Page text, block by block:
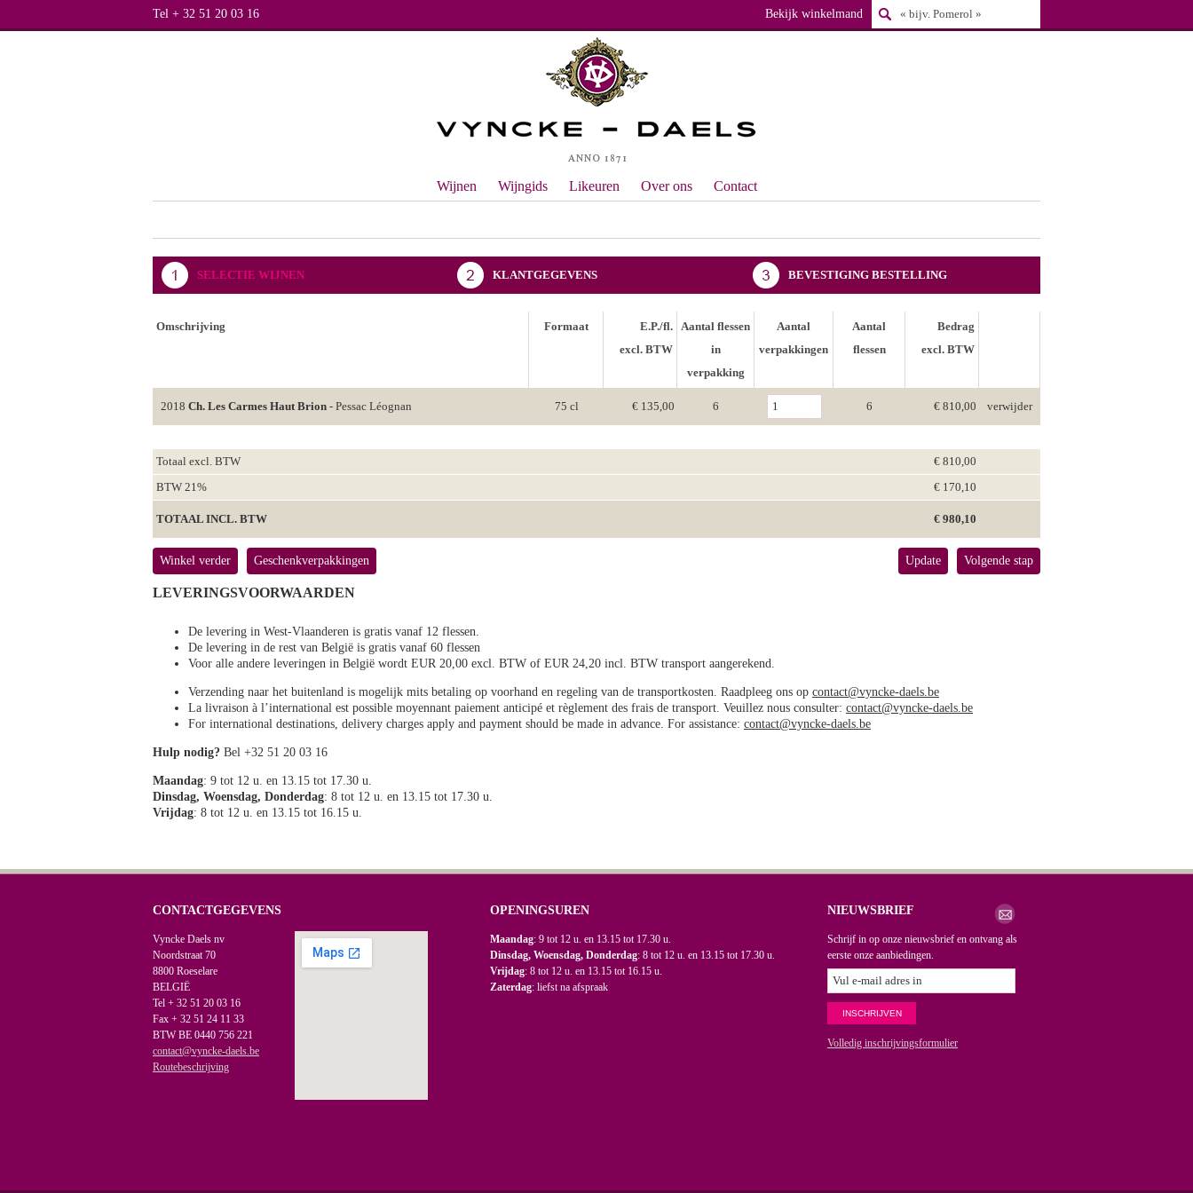
Tel + 32 51 20 03 16 Bekijk winkelmand
Wijnen Wijngids Likeuren Over ons Contact
SELECTIE WIJNEN KLANTGEGEVENS BEVESTIGING BESTELLING
Omschrijving Formaat
E.P./fl.
excl. BTW
Aantal flessen
in
verpakking
Aantal
verpakkingen
Aantal
flessen
Bedrag
excl. BTW
2018 Ch. Les Carmes Haut Brion - Pessac Léognan 75 cl € 135,00 6 6 € 810,00 verwijder
Totaal excl. BTW
€ 810,00
BTW 21%
€ 170,10
TOTAAL INCL. BTW € 980,10
Winkel verder Geschenkverpakkingen Volgende stap
Update
LEVERINGSVOORWAARDEN
De levering in West-Vlaanderen is gratis vanaf 12 flessen.
De levering in de rest van België is gratis vanaf 60 flessen
Voor alle andere leveringen in België wordt EUR 20,00 excl. BTW of EUR 24,20 incl. BTW transport aangerekend.
Verzending naar het buitenland is mogelijk mits betaling op voorhand en regeling van de transportkosten. Raadpleeg ons op contact@vyncke-daels.be
La livraison à l’international est possible moyennant paiement anticipé et règlement des frais de transport. Veuillez nous consulter: contact@vyncke-daels.be
For international destinations, delivery charges apply and payment should be made in advance. For assistance: contact@vyncke-daels.be
Hulp nodig? Bel +32 51 20 03 16
Maandag: 9 tot 12 u. en 13.15 tot 17.30 u.
Dinsdag, Woensdag, Donderdag: 8 tot 12 u. en 13.15 tot 17.30 u.
Vrijdag: 8 tot 12 u. en 13.15 tot 16.15 u.
CONTACTGEGEVENS
Vyncke Daels nv
Noordstraat 70
8800 Roeselare
BELGIË
Tel + 32 51 20 03 16
Fax + 32 51 24 11 33
BTW BE 0440 756 221
contact@vyncke-daels.be
Routebeschrijving
OPENINGSUREN
Maandag: 9 tot 12 u. en 13.15 tot 17.30 u.
Dinsdag, Woensdag, Donderdag: 8 tot 12 u. en 13.15 tot 17.30 u.
Vrijdag: 8 tot 12 u. en 13.15 tot 16.15 u.
Zaterdag: liefst na afspraak
NIEUWSBRIEF
Schrijf in op onze nieuwsbrief en ontvang als
eerste onze aanbiedingen.
Volledig inschrijvingsformulier